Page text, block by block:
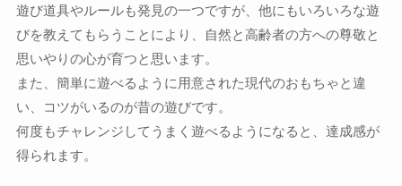
遊び道具やルールも発見の一つですが、他にもいろいろな遊
びを教えてもらうことにより、自然と高齢者の方への尊敬と
思いやりの心が育つと思います。
また、簡単に遊べるように用意された現代のおもちゃと違
い、コツがいるのが昔の遊びです。
何度もチャレンジしてうまく遊べるようになると、達成感が
得られます。